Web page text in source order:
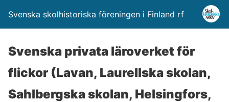
Svenska skolhistoriska föreningen i Finland rf
Svenska privata läroverket för
flickor (Lavan, Laurellska skolan,
Sahlbergska skolan, Helsingfors,